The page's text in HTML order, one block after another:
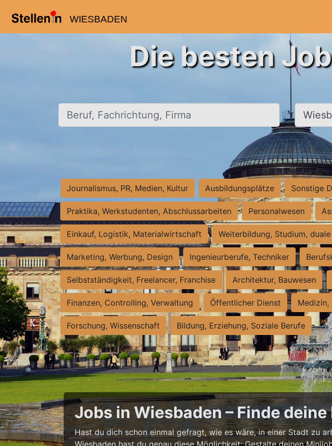
WIESBADEN
Die besten
Beruf, Fachrichtung, Firma Ort, Stadt
Journalismus, PR, Medien, Kultur Ausbildungsplätze Sonstige
Praktika, Werkstudenten, Abschlussarbeiten Personalwesen
Einkauf, Logistik, Materialwirtschaft Weiterbildung, Studium,
Marketing, Werbung, Design Ingenieurberufe, Techniker
Selbstständigkeit, Freelancer, Franchise Architektur, Bauwesen
Finanzen, Controlling, Verwaltung Öffentlicher Dienst Medizin,
Forschung, Wissenschaft Bildung, Erziehung, Soziale Berufe
Jobs in Wiesbaden – Finde
Hast du dich schon einmal gefragt, wie es wäre, in einer Stadt zu